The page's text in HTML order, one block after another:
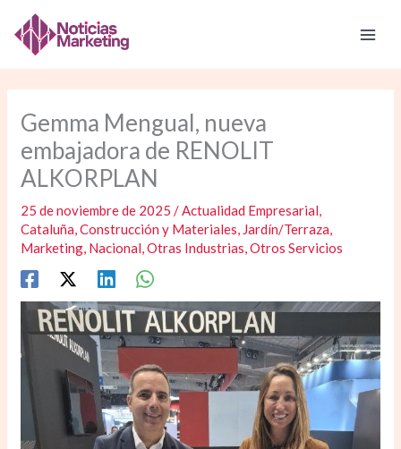
contenido
Gemma Mengual, nueva
embajadora de RENOLIT
ALKORPLAN
25 de noviembre de 2025/Actualidad Empresarial,
Cataluña,Construcción y Materiales, Jardín/Terraza,
Marketing, Nacional,Otras Industrias,Otros Servicios